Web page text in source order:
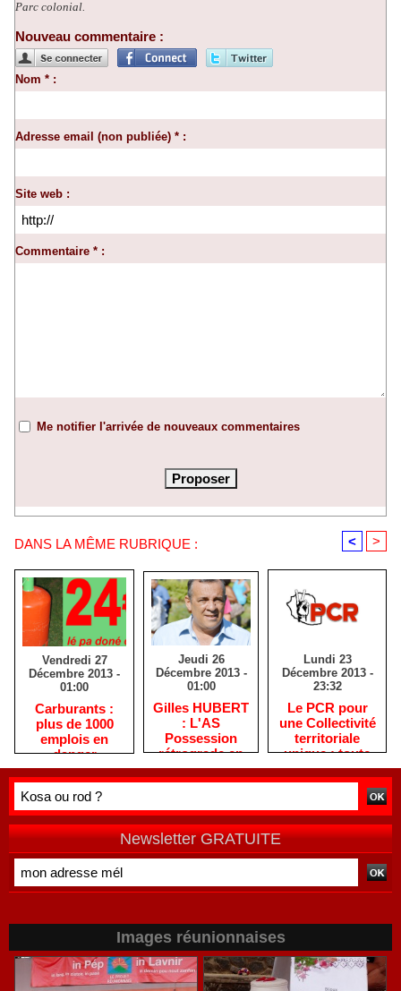
Parc colonial.
Nouveau commentaire :
Nom * :
Adresse email (non publiée) * :
Site web :
Commentaire * :
Me notifier l'arrivée de nouveaux commentaires
DANS LA MÊME RUBRIQUE : < >
Vendredi 27
Décembre 2013 -
01:00
Carburants :
plus de 1000
emplois en
danger
Jeudi 26
Décembre 2013 -
01:00
Gilles HUBERT
: L'AS
Possession
rétrograde en
deuxième
division
Lundi 23
Décembre 2013 -
23:32
Le PCR pour
une Collectivité
territoriale
unique : toute
autre prise de
position ne peut
qu'individuelle
Newsletter GRATUITE
Images réunionnaises